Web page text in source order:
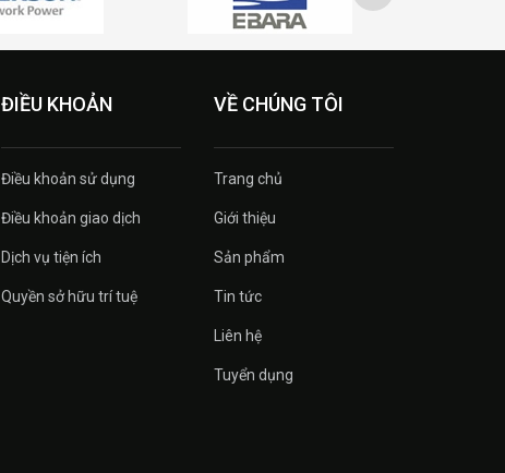
ĐIỀU KHOẢN
Điều khoản sử dụng
Điều khoản giao dịch
Dịch vụ tiện ích
Quyền sở hữu trí tuệ
VỀ CHÚNG TÔI
Trang chủ
Giới thiệu
Sản phẩm
Tin tức
Liên hệ
Tuyển dụng